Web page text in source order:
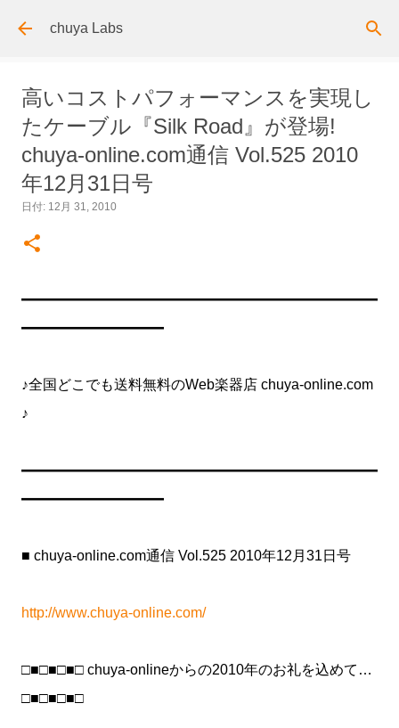
スキップしてメイン コンテンツに移動
chuya Labs
高いコストパフォーマンスを実現し
たケーブル『Silk Road』が登場!
chuya-online.com通信 Vol.525 2010
年12月31日号
日付: 12月 31, 2010
━━━━━━━━━━━━━━━━━━━━━━━━━
━━━━━━━━━━
♪全国どこでも送料無料のWeb楽器店 chuya-online.com
♪
━━━━━━━━━━━━━━━━━━━━━━━━━
━━━━━━━━━━
■ chuya-online.com通信 Vol.525 2010年12月31日号
http://www.chuya-online.com/
□■□■□■□ chuya-onlineからの2010年のお礼を込めて…
□■□■□■□